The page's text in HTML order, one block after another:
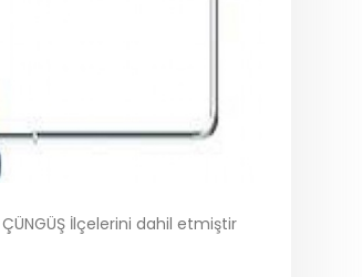
ÇÜNGÜŞ İlçelerini dahil etmiştir